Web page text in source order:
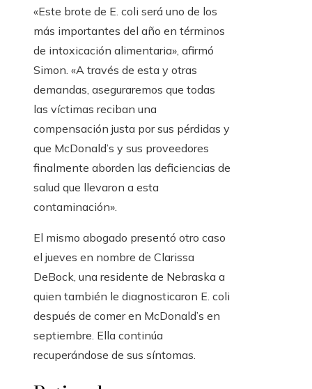
«Este brote de E. coli será uno de los
más importantes del año en términos
de intoxicación alimentaria», afirmó
Simon. «A través de esta y otras
demandas, aseguraremos que todas
las víctimas reciban una
compensación justa por sus pérdidas y
que McDonald’s y sus proveedores
finalmente aborden las deficiencias de
salud que llevaron a esta
contaminación».
El mismo abogado presentó otro caso
el jueves en nombre de Clarissa
DeBock, una residente de Nebraska a
quien también le diagnosticaron E. coli
después de comer en McDonald’s en
septiembre. Ella continúa
recuperándose de sus síntomas.